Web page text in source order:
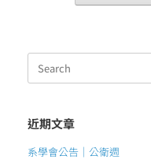
Search
for:
近期文章
系學會公告｜公衛週